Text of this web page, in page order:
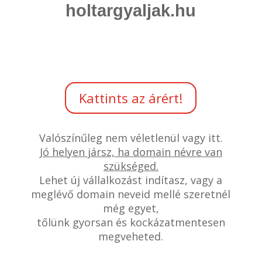
holtargyaljak.hu
Kattints az árért!
Valószínűleg nem véletlenül vagy itt.
Jó helyen jársz, ha domain névre van
szükséged.
Lehet új vállalkozást indítasz, vagy a
meglévő domain neveid mellé szeretnél
még egyet,
tőlünk gyorsan és kockázatmentesen
megveheted.